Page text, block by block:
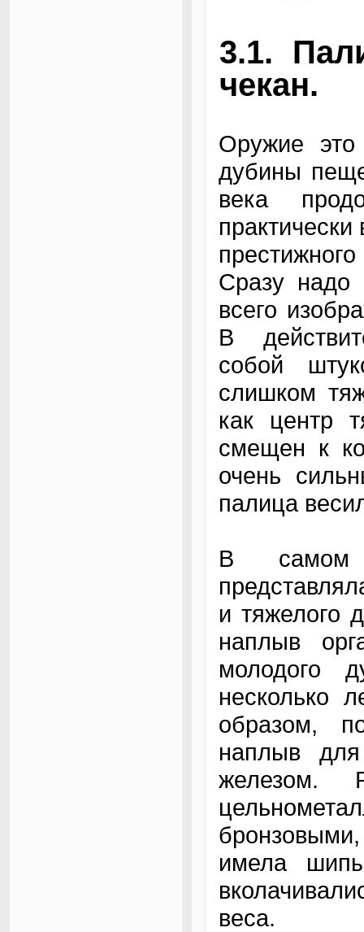
3.1.
чекан.
Оружие
дубины
века
Сразу надо
всего
В
собой
слишком
как центр
смещен к
очень
палица
В самом
и тяжелого
наплыв
молодого
несколько
образом,
наплыв
железом.
имела
веса.